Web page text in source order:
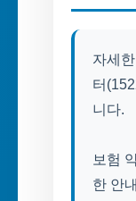
자세
터
니다.
보험
한 안